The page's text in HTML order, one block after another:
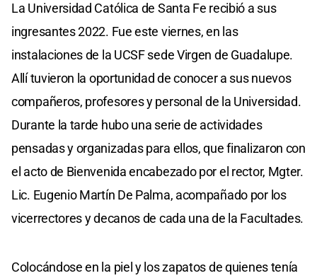
La Universidad Católica de Santa Fe recibió a sus
ingresantes 2022. Fue este viernes, en las
instalaciones de la UCSF sede Virgen de Guadalupe.
Allí tuvieron la oportunidad de conocer a sus nuevos
compañeros, profesores y personal de la Universidad.
Durante la tarde hubo una serie de actividades
pensadas y organizadas para ellos, que finalizaron con
el acto de Bienvenida encabezado por el rector, Mgter.
Lic. Eugenio Martín De Palma, acompañado por los
vicerrectores y decanos de cada una de la Facultades.
Colocándose en la piel y los zapatos de quienes tenía